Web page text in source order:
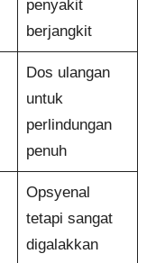
penyakit
berjangkit
Dos ulangan
untuk
perlindungan
penuh
Opsyenal
tetapi sangat
digalakkan